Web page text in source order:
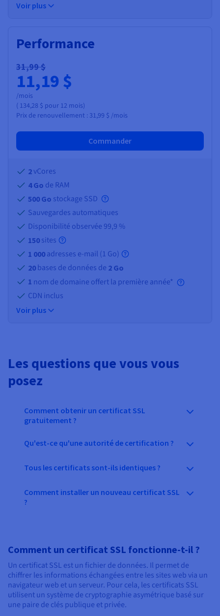
Voir plus
Performance
31,99 $
11,19 $
/mois
( 134,28 $ pour 12 mois)
Prix de renouvellement : 31,99 $ /mois
Commander
2vCores
4 Go de RAM
500 Go stockage SSD
Sauvegardes automatiques
Disponibilité observée 99,9 %
150 sites
1 000 adresses e-mail (1 Go)
20 bases de données de 2 Go
1 nom de domaine offert la première année*
CDN inclus
Voir plus
Les questions que vous vous
posez
Comment obtenir un certificat SSL
gratuitement ?
Qu'est-ce qu'une autorité de certification ?
Tous les certificats sont-ils identiques ?
Comment installer un nouveau certificat SSL
?
Comment un certificat SSL fonctionne-t-il ?
Un certificat SSL est un fichier de données. Il permet de
chiffrer les informations échangées entre les sites web via un
navigateur web et un serveur. Pour cela, les certificats SSL
utilisent un système de cryptographie asymétrique basé sur
une paire de clés publique et privée.